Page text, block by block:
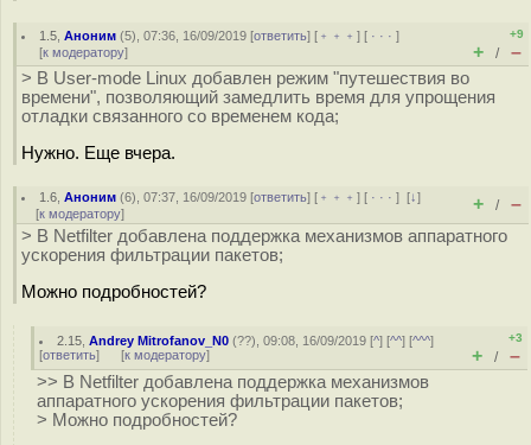
1.5 ,Аноним (5), 07:36, 16/09/2019 [ответить] [ ﹢﹢﹢] [ · · ·]
[к модератору]
+9
+ / –
> В User-mode Linux добавлен режим "путешествия во
времени", позволяющий замедлить время для упрощения
отладки связанного со временем кода;
Нужно. Еще вчера.
1.6 ,Аноним (6), 07:37, 16/09/2019 [ответить] [ ﹢﹢﹢] [ · · ·][↓]
[к модератору] + / –
> В Netfilter добавлена поддержка механизмов аппаратного
ускорения фильтрации пакетов;
Можно подробностей?
2.15 ,Andrey Mitrofanov_N0 (??), 09:08, 16/09/2019 [^] [^^] [^^^]
[ответить] [к модератору]
+3
+ / –
>> В Netfilter добавлена поддержка механизмов
аппаратного ускорения фильтрации пакетов;
> Можно подробностей?